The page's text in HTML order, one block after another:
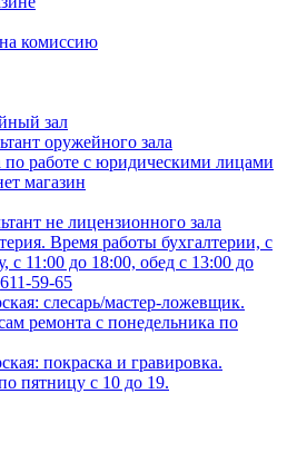
комиссию
зал
оружейного зала
по работе с юридическими лицами
магазин
не лицензионного зала
Время работы бухгалтерии, с
с 11:00 до 18:00, обед с 13:00 до
59-65
слесарь/мастер-ложевщик.
ремонта с понедельника по
покраска и гравировка.
пятницу с 10 до 19.